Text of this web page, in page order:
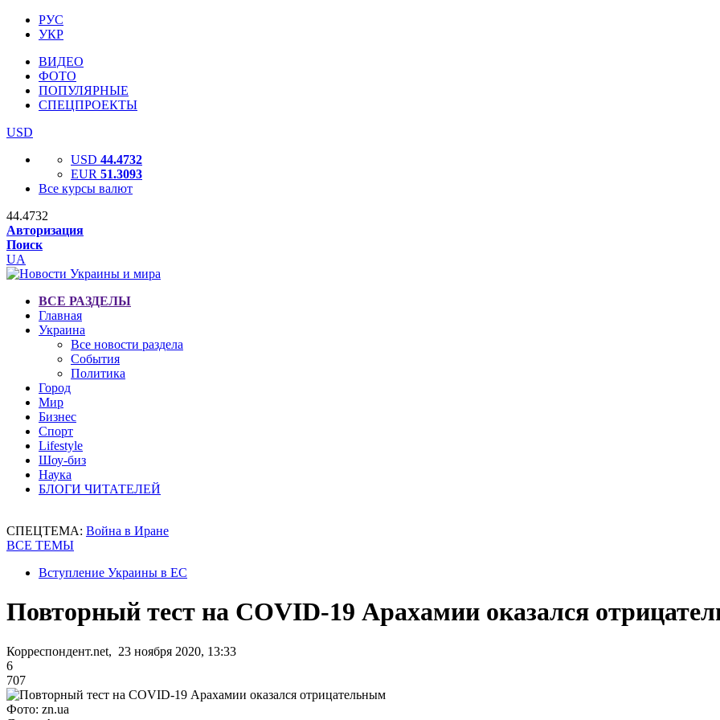
РУС
УКР
ВИДЕО
ФОТО
ПОПУЛЯРНЫЕ
СПЕЦПРОЕКТЫ
USD
USD 44.4732
EUR 51.3093
Все курсы валют
44.4732
Авторизация
Поиск
UA
ВСЕ РАЗДЕЛЫ
Главная
Украина
Все новости раздела
События
Политика
Город
Мир
Бизнес
Спорт
Lifestyle
Шоу-биз
Наука
БЛОГИ ЧИТАТЕЛЕЙ
СПЕЦТЕМА: Война в Иране
ВСЕ ТЕМЫ
Вступление Украины в ЕС
Повторный тест на COVID-19 Арахамии оказался
Корреспондент.net, 23 ноября 2020, 13:33
6
707
Фото: zn.ua